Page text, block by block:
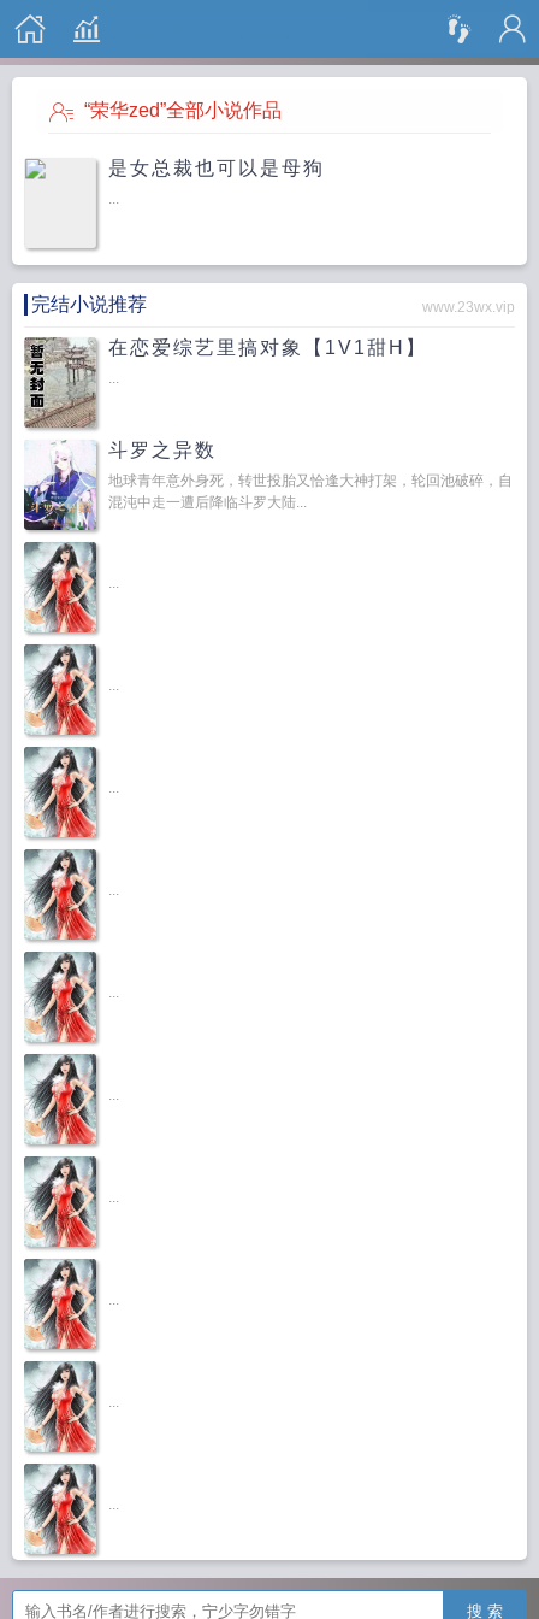
搜 索
“荣华zed”全部小说作品
是女总裁也可以是母狗
...
完结小说推荐 www.23wx.vip
在恋爱综艺里搞对象【1V1甜H】
...
斗罗之异数
地球青年意外身死，转世投胎又恰逢大神打架，轮回池破碎，自
混沌中走一遭后降临斗罗大陆...
...
...
...
...
...
...
...
...
...
...
搜 索